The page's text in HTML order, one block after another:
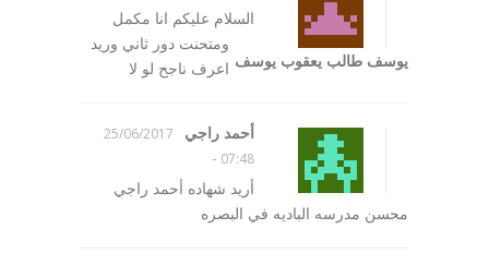
يوسف طالب يعقوب يوسف
السلام عليكم انا مكمل
ومتحنت دور ثاني وريد
اعرف ناجح لو لا
أحمد راجي
25/06/2017
07:48
-
أريد شهاده أحمد راجي
محسن مدرسه الباديه في البصره